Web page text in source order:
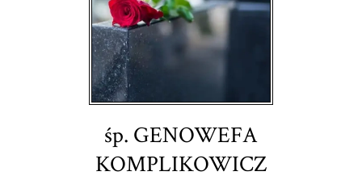
KONTAKT
śp. GENOWEFA
KOMPLIKOWICZ